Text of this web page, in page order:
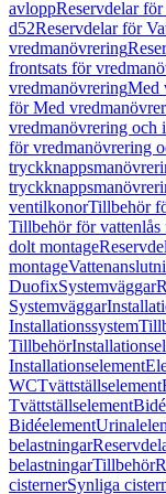
avloppReservdelar
d52Reservdelar för
vredmanövrering
frontsats för
vredmanövreringMed
för Med
vredmanövrering och
för vredmanövrering
ventilkonorTillbehör
Tillbehör för vattenlås
dolt montage
montage
DuofixSystemväggar
Systemväggar
Installationssystem
Tillbehör
Installationselement
WCTvättställselement
Tvättställselement
Bidéelement
belastningar
belastningarTillbehör
cisternerSynliga